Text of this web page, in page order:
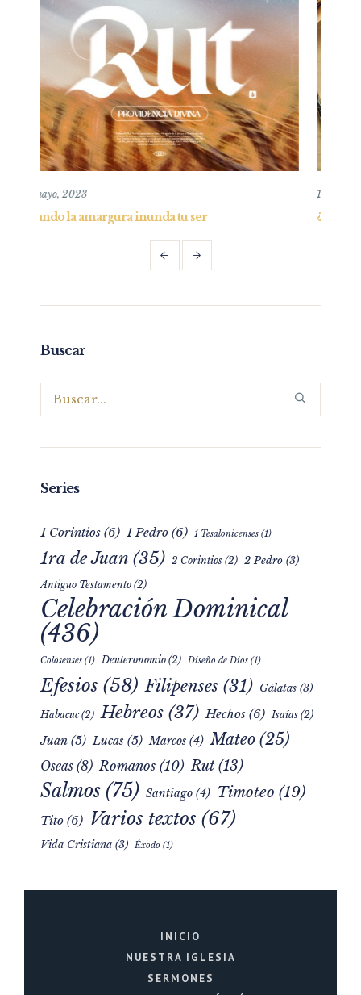
¿Cúal es la misión de la iglesia? Edificar
Buscar
Series
1 Corintios (6) 1 Pedro (6) 1 Tesalonicenses (1)
1ra de Juan (35) 2 Corintios (2) 2 Pedro (3)
Antiguo Testamento (2)
Celebración Dominical
(436)
Colosenses (1) Deuteronomio (2) Diseño de Dios (1)
Efesios (58) Filipenses (31) Gálatas (3)
Habacuc (2) Hebreos (37) Hechos (6) Isaías (2)
Juan (5) Lucas (5) Marcos (4) Mateo (25)
Oseas (8) Romanos (10) Rut(13)
Salmos (75) Santiago (4) Timoteo (19)
Tito (6) Varios textos (67)
Vida Cristiana (3) Éxodo (1)
INICIO
NUESTRA IGLESIA
SERMONES